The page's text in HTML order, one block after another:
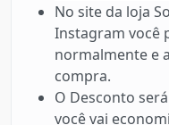
No site da loja
Instagram você
normalmente e
compra.
O Desconto
você vai